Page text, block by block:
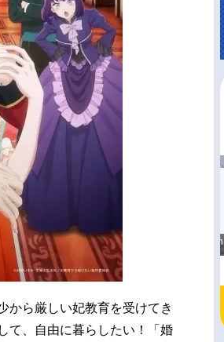
から厳しい妃教育を受けてき
て、自由に暮らしたい！「婚
おんぷの気持ち
イトタイムズ
TVアニメ『戦隊大失格』
radio 大直会 2nd season